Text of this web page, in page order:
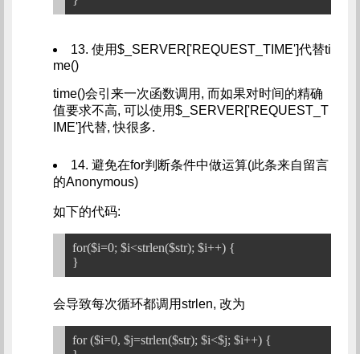
13. 使用$_SERVER['REQUEST_TIME']代替ti
me()
time()会引来一次函数调用, 而如果对时间的精确
值要求不高, 可以使用$_SERVER['REQUEST_T
IME']代替, 快很多.
14. 避免在for判断条件中做运算(此条来自留言
的Anonymous)
如下的代码:
for($i=0; $i<strlen($str); $i++) {
会导致每次循环都调用strlen, 改为
for ($i=0, $j=strlen($str); $i<$j; $i++) {